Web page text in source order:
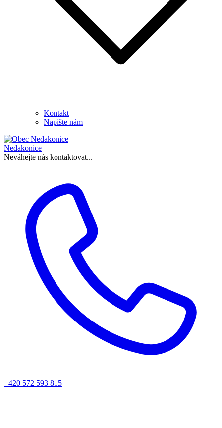
Kontakt
Napište nám
Nedakonice
Neváhejte nás kontaktovat...
+420 572 593 815